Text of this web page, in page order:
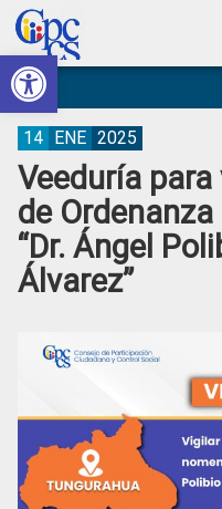
Abrir barra de herramientas
Skip
to
primary
navigation
Skip
to
main
content
Skip
to
primary
sidebar
Skip
to
footer
Consejo
de
Participación
Ciudadana
Control
Social
Construyendo
Poder
Ciudadano
Veeduría
de
“Dr. Ángel
Álvarez”
14 ENE 2025